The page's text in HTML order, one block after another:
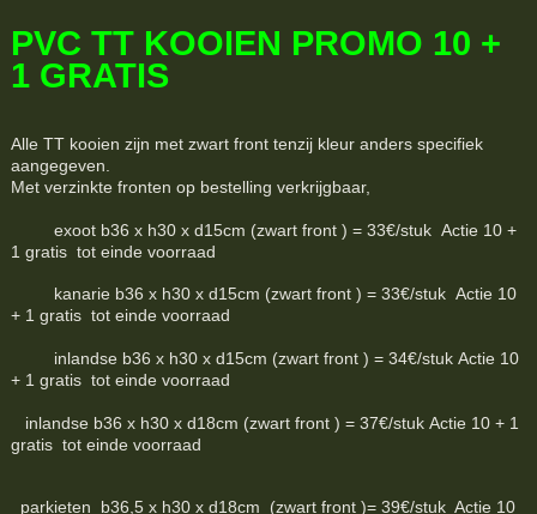
PVC TT KOOIEN PROMO 10 +
1 GRATIS
Alle TT kooien zijn met zwart front tenzij kleur anders specifiek
aangegeven.
Met verzinkte fronten op bestelling verkrijgbaar,
exoot b36 x h30 x d15cm (zwart front ) = 33€/stuk Actie 10 +
1 gratis tot einde voorraad
kanarie b36 x h30 x d15cm (zwart front ) = 33€/stuk Actie 10
+ 1 gratis tot einde voorraad
inlandse b36 x h30 x d15cm (zwart front ) = 34€/stuk Actie 10
+ 1 gratis tot einde voorraad
inlandse b36 x h30 x d18cm (zwart front ) = 37€/stuk Actie 10 + 1
gratis tot einde voorraad
parkieten b36,5 x h30 x d18cm (zwart front )= 39€/stuk Actie 10